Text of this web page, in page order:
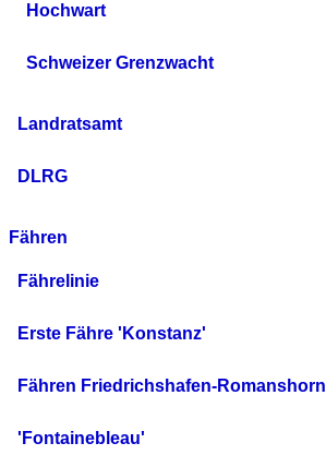
Hochwart
Schweizer Grenzwacht
Landratsamt
DLRG
Fähren
Fährelinie
Erste Fähre 'Konstanz'
Fähren Friedrichshafen-Romanshorn
'Fontainebleau'